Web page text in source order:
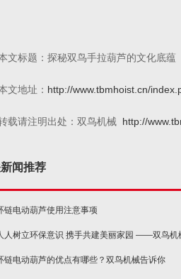
文标题：探秘双鸟手拉葫芦的文化底蕴
文地址： http://www.tbmhoist.cn/
载请注明出处：双鸟机械 http://
闻推荐
电动葫芦使用注意事项
树立环保意识 携手共建美丽家园 ——双鸟机
电动葫芦的优点有哪些？双鸟机械告诉你